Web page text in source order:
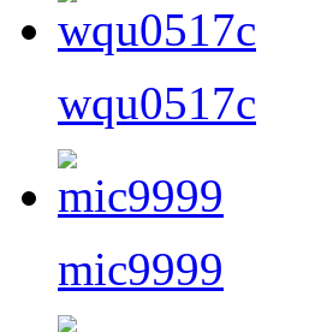
wqu0517c
mic9999